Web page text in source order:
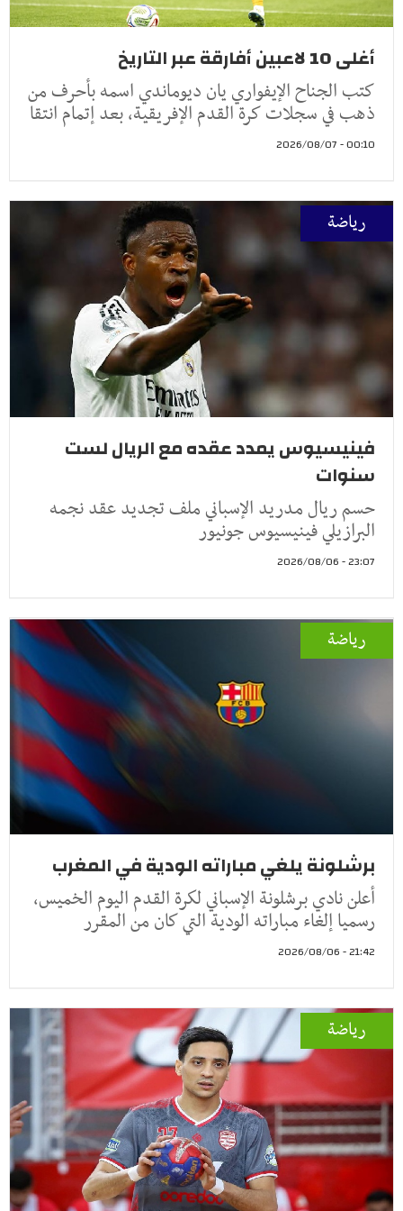
أغلى 10 لاعبين أفارقة عبر التاريخ
كتب الجناح الإيفواري يان ديوماندي اسمه بأحرف من
ذهب في سجلات كرة القدم الإفريقية، بعد إتمام انتقا
00:10 - 2026/08/07
رياضة
فينيسيوس يمدد عقده مع الريال لست
سنوات
حسم ريال مدريد الإسباني ملف تجديد عقد نجمه
البرازيلي فينيسيوس جونيور
23:07 - 2026/08/06
رياضة
برشلونة يلغي مباراته الودية في المغرب
أعلن نادي برشلونة الإسباني لكرة القدم اليوم الخميس،
رسميا إلغاء مباراته الودية التي كان من المقرر
21:42 - 2026/08/06
رياضة